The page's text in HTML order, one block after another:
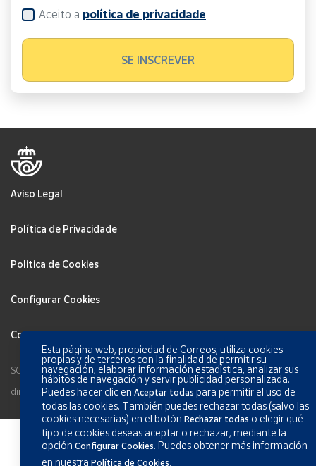
Aceito a política de privacidade
Aviso Legal
Política de Privacidade
Politica de Cookies
Configurar Cookies
Condições Gerais dos Serviços
SOCIEDAD ESTATAL CORREOS Y TELÉGRAFOS, S.A., S.M.E. Todos os
direitos reservados.
Esta página web, propiedad de Correos, utiliza cookies
propias y de terceros con la finalidad de permitir su
navegación, elaborar información estadística, analizar sus
hábitos de navegación y servir publicidad personalizada.
Puedes hacer clic enAceptar todas para permitir el uso de
todas las cookies. También puedes rechazar todas (salvo las
cookies necesarias) en el botónRechazar todas o elegir qué
tipo de cookies deseas aceptar o rechazar, mediante la
opciónConfigurar Cookies. Puedes obtener más información
en nuestraPolítica de Cookies.